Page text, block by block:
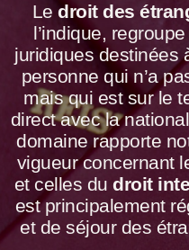
Ledroit des
l’indique,
juridiques destinées
personne qui n’a
mais qui est sur le
direct avec la
domaine rapporte
vigueur concernant
et celles du droit
est principalement
et de séjour des